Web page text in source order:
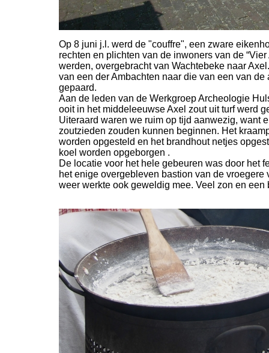
Op 8 juni j.l. werd de "couffre", een zware
rechten en plichten van de inwoners van de
werden, overgebracht van Wachtebeke naar
van een der Ambachten naar die van een van
gepaard.
Aan de leden van de Werkgroep Archeologie
ooit in het middeleeuwse Axel zout uit turf werd
Uiteraard waren we ruim op tijd aanwezig, want
zoutzieden zouden kunnen beginnen. Het
worden opgesteld en het brandhout netjes
koel worden opgeborgen .
De locatie voor het hele gebeuren was door het
het enige overgebleven bastion van de
weer werkte ook geweldig mee. Veel zon en